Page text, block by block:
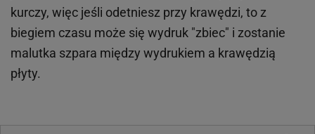
kurczy, więc jeśli odetniesz przy krawędzi, to z
biegiem czasu może się wydruk "zbiec" i zostanie
malutka szpara między wydrukiem a krawędzią
płyty.